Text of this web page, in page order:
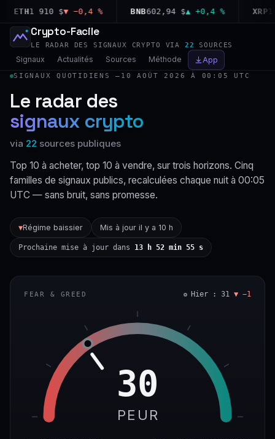
1 910 $▼ −0,4 % BNB602,94 $▲ +0,4 % XRP1,03
Crypto-Facile
LE RADAR DES SIGNAUX CRYPTO VIA 22 SOURCES
Signaux Actualités Sources Méthode App
SIGNAUX QUOTIDIENS — 10 AOÛT 2026 À 00:05 UTC
Le radar des
signaux crypto
via 22 sources publiques
Top 10 à acheter, top 10 à vendre, sur trois horizons. Cinq
familles de signaux publics, recalculées chaque nuit à 00:05
UTC — sans bruit, sans promesse.
▼Régime baissier Mis à jour il y a 10 h
Prochaine mise à jour dans 13 h 52 min 54 s
FEAR & GREED Hier : 31 ▼ −1
30
PEUR